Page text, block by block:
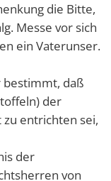
die Bitte,
Messe vor sich
ein Vaterunser.
bestimmt, daß
der
entrichten sei,
der
von